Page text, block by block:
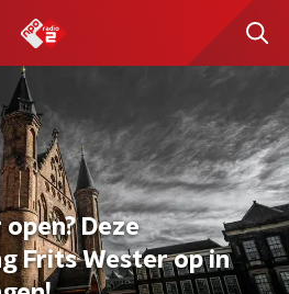
Deze
Frits Wester op in